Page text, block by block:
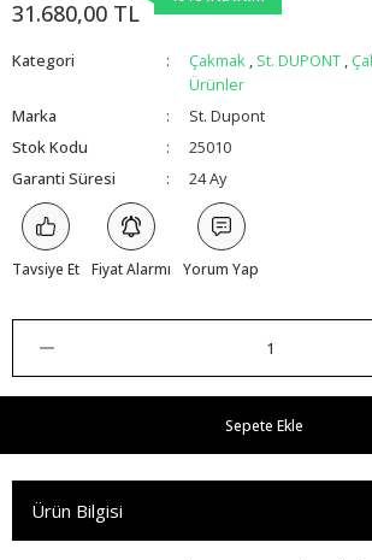
31.680,00 TL
Kategori Çakmak , St. DUPONT ,
Ürünler
Marka
St. Dupont
Stok Kodu
25010
Garanti Süresi
24 Ay
Tavsiye Et Fiyat Alarmı Yorum Yap
Sepete Ekle
Ürün Bilgisi